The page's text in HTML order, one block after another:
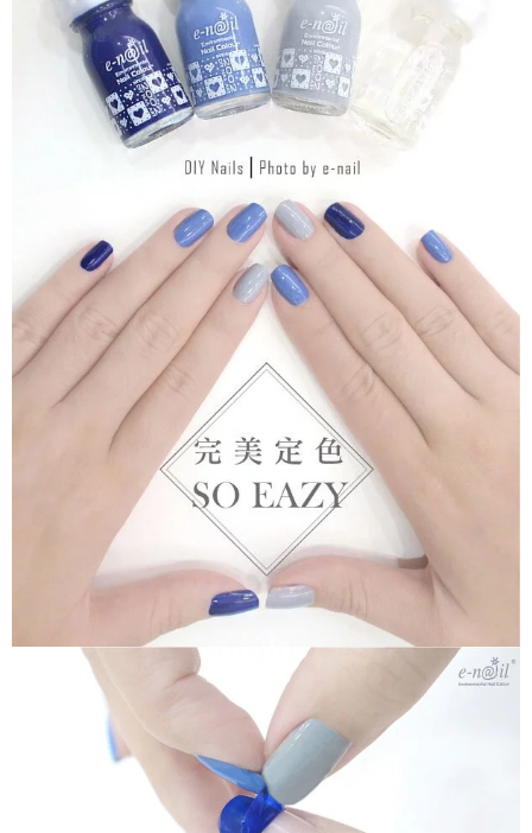
１．透過由恩沛科技股份有限公司提供之「AFTEE先享後付」服務完成之交
易，需依本服務之必要範圍內提供個人資料，並將交易相關給付款項請求債
權轉讓予恩沛科技股份有限公司。
２．關於個人資料處理事宜，請瀏覽以下網址：
https://aftee.tw/terms/#terms3
３．未成年的使用者請事先徵得法定代理人或監護人之同意方可使用
「AFTEE先享後付」，若未經同意申辦者引起之損失，本公司不負相關責
４．使用「AFTEE先享後付」時，將依據個別帳號之用戶狀況，依本公司即
時審查核予不同之上限額度；若仍有額度不足之情形，本公司將視審查結果
請求用戶進行身份認證。
５．嚴禁一人註冊多個帳號或使用他人資訊註冊。若發現惡意使用之情形，
恩沛科技股份有限公司將有權停止該用戶之使用額度並採取法律行動。